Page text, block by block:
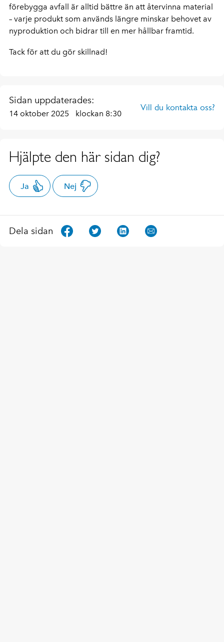
förebygga avfall är alltid bättre än att återvinna material
– varje produkt som används längre minskar behovet av
nyproduktion och bidrar till en mer hållbar framtid.
Tack för att du gör skillnad!
Sidan uppdaterades:
14 oktober 2025 klockan 8:30
Vill du kontakta oss?
Hjälpte den här sidan dig?
Ja Nej
Dela sidan